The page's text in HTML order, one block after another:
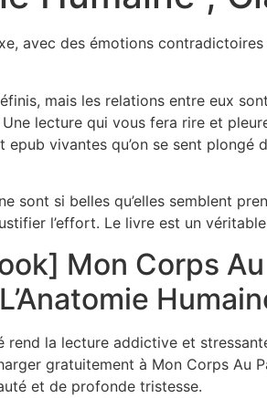
avec des émotions
mais les relations entre eux
lecture qui vous fera rire et
vivantes qu’on se sent plongé
sont si belles qu’elles semblent
l’effort. Le livre est un
Mon Corps
rend la lecture addictive et
gratuitement à Mon Corps Au
et de profonde tristesse.